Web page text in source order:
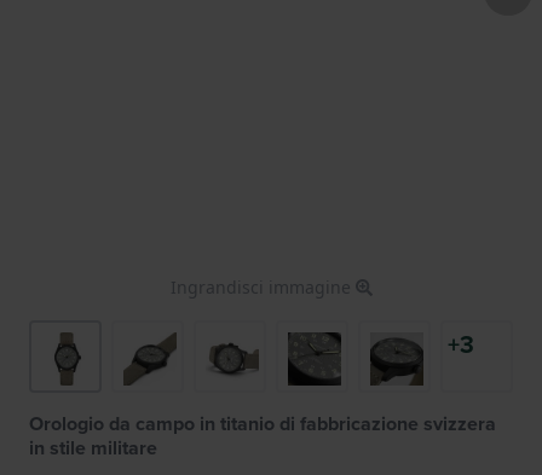
Ingrandisci immagine
+3
Orologio da campo in titanio di fabbricazione svizzera
in stile militare